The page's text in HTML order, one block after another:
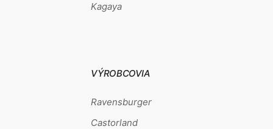
Kagaya
VÝROBCOVIA
Ravensburger
Castorland